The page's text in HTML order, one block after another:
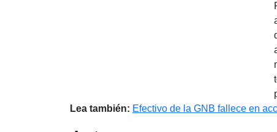
Lea también: Efectivo de la GNB fallece en